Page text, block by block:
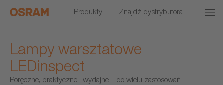
Produkty Znajdź dystrybutora
Lampy warsztatowe
LEDinspect
Poręczne, praktyczne i wydajne – do wielu zastosowań